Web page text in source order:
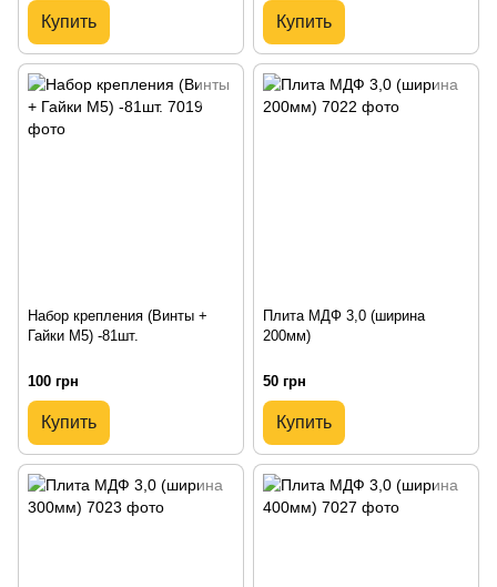
Купить Купить
Набор крепления (Винты +
Гайки М5) -81шт.
100 грн
Купить
Плита МДФ 3,0 (ширина
200мм)
50 грн
Купить